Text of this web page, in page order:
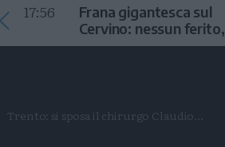
17:56
Frana gigantesca sul
Cervino: nessun ferito,
sconsigliata la salita
Trento: si sposa il chirurgo Claudio...